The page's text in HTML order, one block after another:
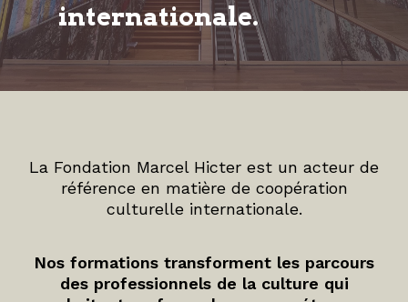
internationale.
La Fondation Marcel Hicter est un acteur de
référence en matière de coopération
culturelle internationale.
Nos formations transforment les parcours
des professionnels de la culture qui